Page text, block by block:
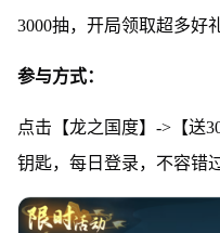
3000抽，开局领取超多好
参与方式：
点击【龙之国度】->【送
钥匙，每日登录，不容错过